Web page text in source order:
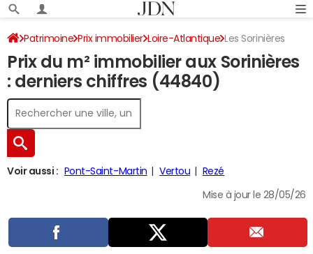
Patrimoine Prix immobilier Loire-Atlantique Les Sorinières
Prix du m² immobilier aux Sorinières
: derniers chiffres (44840)
Voir aussi : Pont-Saint-Martin Vertou Rezé
Mise à jour le 28/05/26